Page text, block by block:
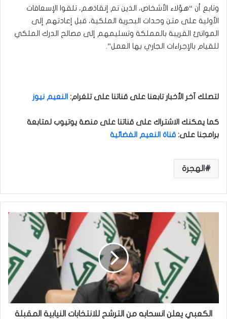
وتابع أن “هؤلاء الأشخاص، الذين تم إنقاذهم، تلقوا الإسعافات
الأولية على متن وحدات البحرية الملكية، قبل إعادتهم إلى
الموانئ القريبة بالمملكة وتسليمهم إلى مصالح الدرك الملكي
للقيام بالإجراءات الجاري بها العمل”.
لتصلك آخر الأخبار تابعنا على قناتنا على تلغرام: النعيم نيوز
كما يمكنك الاشتراك على قناتنا على منصة يوتيوب لمتابعة
برامجنا على: قناة النعيم الفضائية
الهجرة
ي
ع
ل
الكعبي يعلن انسحابه من الترشح للانتخابات النيابية المقبلة